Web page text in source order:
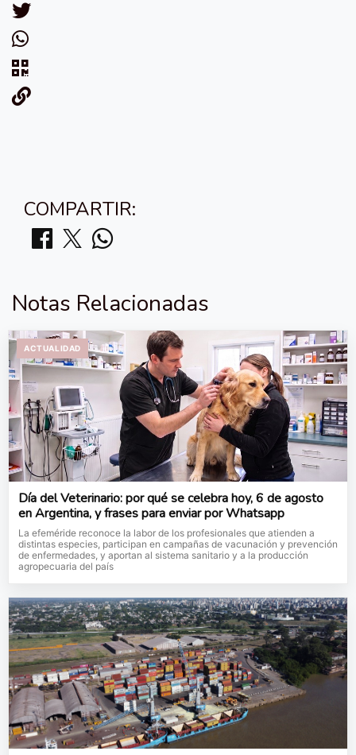
COMPARTIR:
Notas Relacionadas
ACTUALIDAD
Día del Veterinario: por qué se celebra hoy, 6 de agosto
en Argentina, y frases para enviar por Whatsapp
La efeméride reconoce la labor de los profesionales que atienden a
distintas especies, participan en campañas de vacunación y prevención
de enfermedades, y aportan al sistema sanitario y a la producción
agropecuaria del país